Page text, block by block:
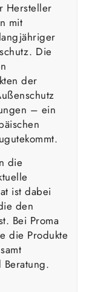
Hersteller
mit
Die
der
– ein
die
ist dabei
den
Bei Proma
die Produkte